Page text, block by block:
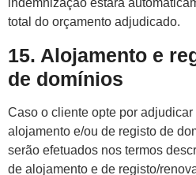
indemnização estará
total do orçamento adjudicado.
15. Alojamento e
de domínios
Caso o cliente opte por
alojamento e/ou de registo de
serão efetuados nos termos
de alojamento e de registo/